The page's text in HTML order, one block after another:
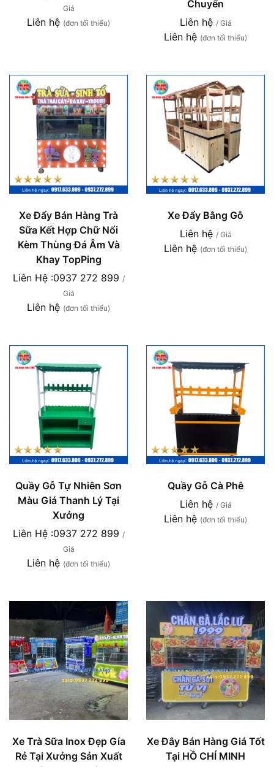
Giá
Liên hệ (đơn tối thiểu)
Chuyển
Liên hệ / Giá
Liên hệ (đơn tối thiểu)
Xe Đẩy Bán Hàng Trà
Sữa Kết Hợp Chữ Nổi
Kèm Thùng Đá Âm Và
Khay TopPing
Liên Hệ :0937 272 899 /
Giá
Liên hệ (đơn tối thiểu)
Xe Đẩy Bằng Gỗ
Liên hệ / Giá
Liên hệ (đơn tối thiểu)
Quầy Gỗ Tự Nhiên Sơn
Màu Giá Thanh Lý Tại
Xưởng
Liên Hệ :0937 272 899 /
Giá
Liên hệ (đơn tối thiểu)
Quầy Gỗ Cà Phê
Liên hệ / Giá
Liên hệ (đơn tối thiểu)
Xe Trà Sữa Inox Đẹp Gía
Rẻ Tại Xưởng Sản Xuất
Xe Đây Bán Hàng Giá Tốt
Tại HỒ CHÍ MINH